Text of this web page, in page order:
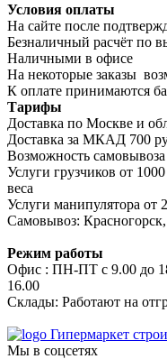
Условия оплаты
На сайте после
Безналичный расчёт по
Наличными в офисе
На некоторые заказы
К оплате принимаются
Тарифы
Доставка по Москве и
Доставка за МКАД 700
Возможность самовывоза
Услуги грузчиков от
веса
Услуги манипулятора от
Самовывоз:
Режим работы
Офис : ПН-ПТ с 9.00 до
16.00
Склады: Работают на
Гипермаркет
Мы в соцсетях